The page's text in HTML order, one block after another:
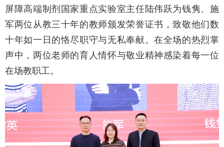
屏障高端制剂国家重点实验室主任陆伟跃为钱隽、施
军两位从教三十年的教师颁发荣誉证书，致敬他们数
十年如一日的恪尽职守与无私奉献。在全场的热烈掌
声中，两位老师的育人情怀与敬业精神感染着每一位
在场教职工。